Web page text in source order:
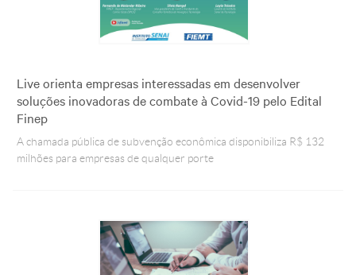
Live orienta empresas interessadas em desenvolver
soluções inovadoras de combate à Covid-19 pelo Edital
Finep
A chamada pública de subvenção econômica disponibiliza R$ 132
milhões para empresas de qualquer porte